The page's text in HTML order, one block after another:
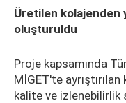
Üretilen kolajenden
oluşturuldu
Proje kapsamında
MİGET'te
kalite ve izlenebilirlik